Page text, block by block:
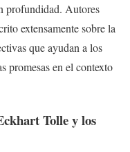
profundidad. Autores
extensamente sobre la
que ayudan a los
promesas en el contexto
Tolley los